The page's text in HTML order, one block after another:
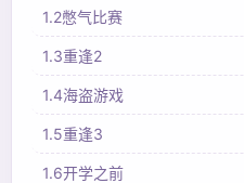
1.2憋气比赛
1.3重逢2
1.4海盗游戏
1.5重逢3
1.6开学之前